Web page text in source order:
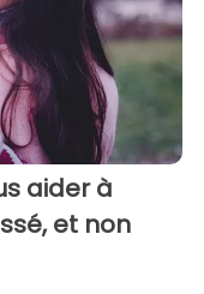
aider à
et non